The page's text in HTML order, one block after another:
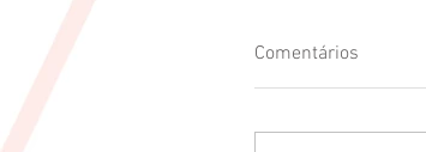
Comentários